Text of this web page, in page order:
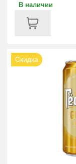
В наличии
Скидка